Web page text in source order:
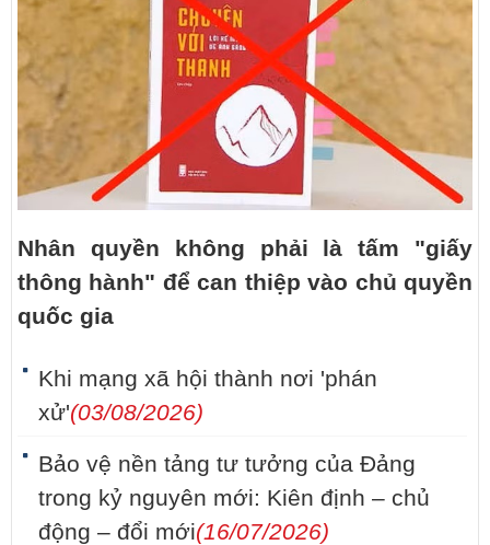
Nhân quyền không phải là tấm "giấy
thông hành" để can thiệp vào chủ quyền
quốc gia
Khi mạng xã hội thành nơi 'phán
xử'(03/08/2026)
Bảo vệ nền tảng tư tưởng của Đảng
trong kỷ nguyên mới: Kiên định – chủ
động – đổi mới(16/07/2026)